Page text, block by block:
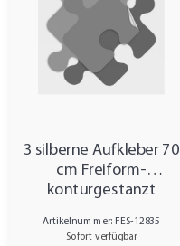
3 silberne Aufkleber 70
cm Freiform-
konturgestanzt
Artikelnummer: FES-12835
Sofort verfügbar